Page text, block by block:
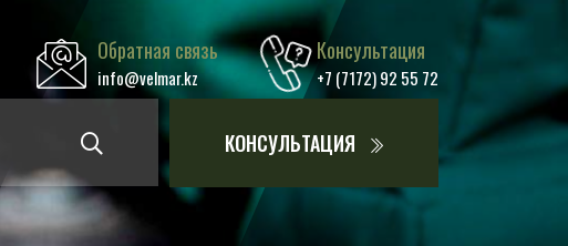
Обратная связь
info@velmar.kz
Консультация
+7 (7172) 92 55 72
КОНСУЛЬТАЦИЯ